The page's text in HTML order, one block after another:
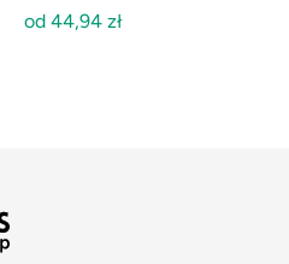
od 44,94 zł